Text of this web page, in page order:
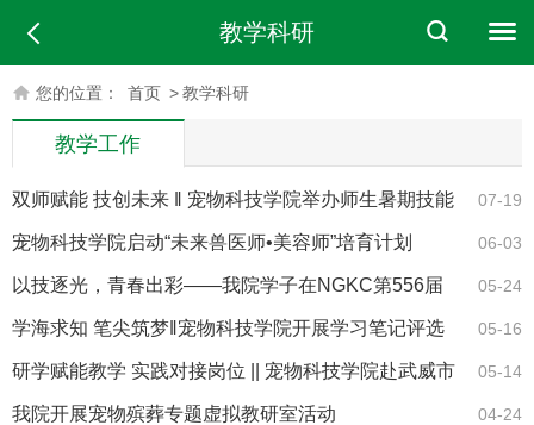
教学科研
您的位置： 首页 >教学科研
教学工作
07-19
双师赋能 技创未来 ‖ 宠物科技学院举办师生暑期技能
培训班 06-03
宠物科技学院启动“未来兽医师•美容师”培育计划
05-24
以技逐光，青春出彩——我院学子在NGKC第556届
宠物护理与美容职业技能等级大赛中斩获佳绩 05-16
学海求知 笔尖筑梦‖宠物科技学院开展学习笔记评选
展示活动 05-14
研学赋能教学 实践对接岗位 || 宠物科技学院赴武威市
开展校企合作研学暨教师企业实践对接活动 04-24
我院开展宠物殡葬专题虚拟教研室活动